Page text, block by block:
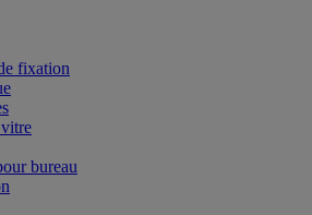
fixation
bureau